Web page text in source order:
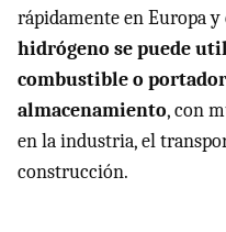
rápidamente en Europa
hidrógeno se puede
combustible o
almacenamiento, con
en la industria, el
construcción.